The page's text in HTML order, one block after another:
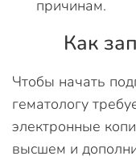
причинам.
Как
Чтобы начать
гематологу
электронные
высшем и